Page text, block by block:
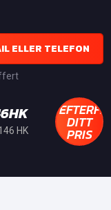
ELLER TELEFON
HK DITT
PRIS